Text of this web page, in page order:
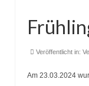
Veröffentlicht in:
Am 23.03.2024